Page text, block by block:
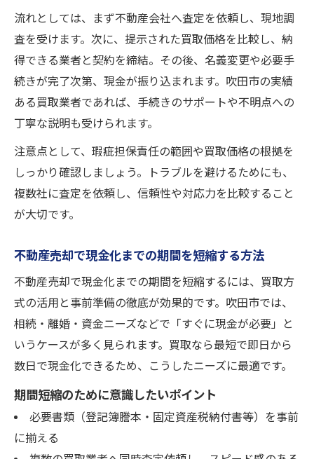
流れとしては、まず不動産会社へ査定を依頼し、現地調
査を受けます。次に、提示された買取価格を比較し、納
得できる業者と契約を締結。その後、名義変更や必要手
続きが完了次第、現金が振り込まれます。吹田市の実績
ある買取業者であれば、手続きのサポートや不明点への
丁寧な説明も受けられます。
注意点として、瑕疵担保責任の範囲や買取価格の根拠を
しっかり確認しましょう。トラブルを避けるためにも、
複数社に査定を依頼し、信頼性や対応力を比較すること
が大切です。
不動産売却で現金化までの期間を短縮する方法
不動産売却で現金化までの期間を短縮するには、買取方
式の活用と事前準備の徹底が効果的です。吹田市では、
相続・離婚・資金ニーズなどで「すぐに現金が必要」と
いうケースが多く見られます。買取なら最短で即日から
数日で現金化できるため、こうしたニーズに最適です。
期間短縮のために意識したいポイント
必要書類（登記簿謄本・固定資産税納付書等）を事前
に揃える